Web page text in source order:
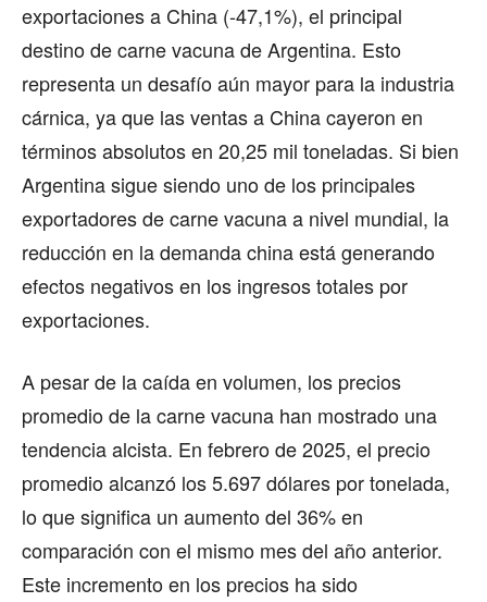
exportaciones a China (-47,1%), el principal
destino de carne vacuna de Argentina. Esto
representa un desafío aún mayor para la industria
cárnica, ya que las ventas a China cayeron en
términos absolutos en 20,25 mil toneladas. Si bien
Argentina sigue siendo uno de los principales
exportadores de carne vacuna a nivel mundial, la
reducción en la demanda china está generando
efectos negativos en los ingresos totales por
exportaciones.
A pesar de la caída en volumen, los precios
promedio de la carne vacuna han mostrado una
tendencia alcista. En febrero de 2025, el precio
promedio alcanzó los 5.697 dólares por tonelada,
lo que significa un aumento del 36% en
comparación con el mismo mes del año anterior.
Este incremento en los precios ha sido